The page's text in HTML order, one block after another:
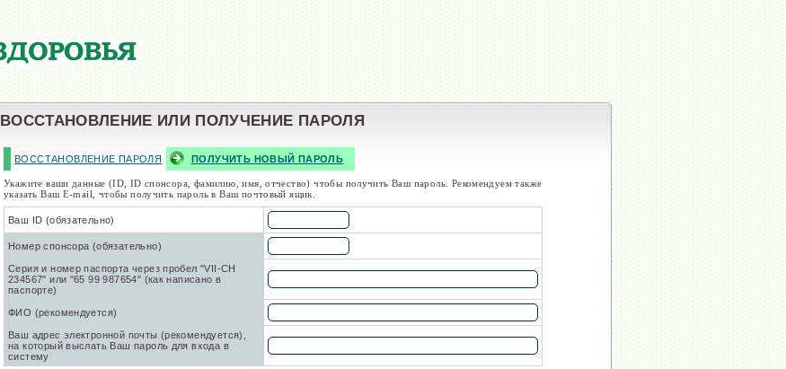
ВОССТАНОВЛЕНИЕ ИЛИ ПОЛУЧЕНИЕ ПАРОЛЯ
ВОССТАНОВЛЕНИЕ ПАРОЛЯ ПОЛУЧИТЬ НОВЫЙ ПАРОЛЬ
Укажите ваши данные (ID, ID спонсора, фамилию, имя, отчество) чтобы получить Ваш пароль. Рекомендуем также
указать Ваш E-mail, чтобы получить пароль в Ваш почтовый ящик.
Ваш ID (обязательно)
Номер спонсора (обязательно)
Серия и номер паспорта через пробел "VII-СН
234567" или "65 99 987654" (как написано в
паспорте)
ФИО (рекомендуется)
Ваш адрес электронной почты (рекомендуется),
на который выслать Ваш пароль для входа в
систему